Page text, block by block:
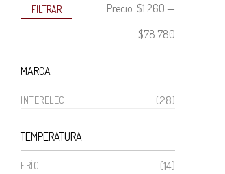
Precio
mínimo
Precio
máximo
FILTRAR Precio: $1.260 —
$78.780
MARCA
INTERELEC (28)
TEMPERATURA
FRÍO (14)